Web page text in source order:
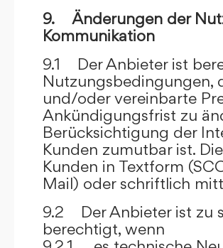
9. Änderungen der
Kommunikation
9.1 Der Anbieter ist
Nutzungsbedingungen,
und/oder vereinbarte
Ankündigungsfrist zu
Berücksichtigung der
Kunden zumutbar ist.
Kunden in Textform
Mail) oder schriftlich
9.2 Der Anbieter ist zu
berechtigt, wenn